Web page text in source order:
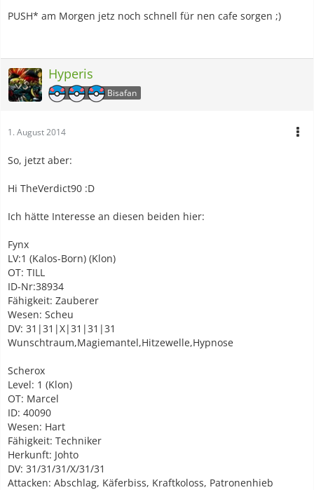
PUSH* am Morgen jetz noch schnell für nen cafe sorgen ;)
Hyperis
Bisafan
1. August 2014
So, jetzt aber:
Hi TheVerdict90 :D
Ich hätte Interesse an diesen beiden hier:
Fynx
LV:1 (Kalos-Born) (Klon)
OT: TILL
ID-Nr:38934
Fähigkeit: Zauberer
Wesen: Scheu
DV: 31|31|X|31|31|31
Wunschtraum,Magiemantel,Hitzewelle,Hypnose
Scherox
Level: 1 (Klon)
OT: Marcel
ID: 40090
Wesen: Hart
Fähigkeit: Techniker
Herkunft: Johto
DV: 31/31/31/X/31/31
Attacken: Abschlag, Käferbiss, Kraftkoloss, Patronenhieb